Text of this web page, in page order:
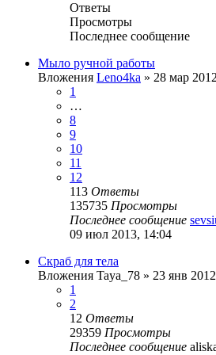
Ответы
Просмотры
Последнее сообщение
Мыло ручной работы
Вложения Leno4ka » 28 мар
1
…
8
9
10
11
12
113 Ответы
135735 Просмотры
Последнее сообщение
09 июл 2013, 14:04
Скраб для тела
Вложения Taya_78 » 23 янв
1
2
12 Ответы
29359 Просмотры
Последнее сообщение